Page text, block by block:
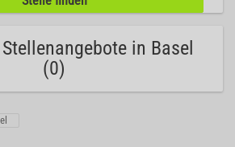
in Basel
(0)